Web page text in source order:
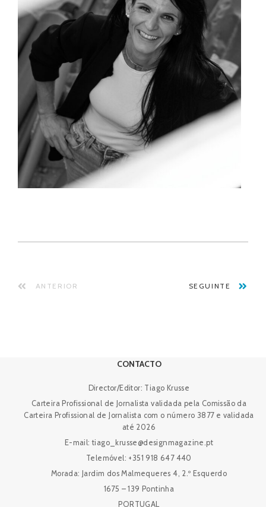
ANTERIOR SEGUINTE
CONTACTO
Director/Editor: Tiago Krusse
Carteira Profissional de Jornalista validada pela Comissão da
Carteira Profissional de Jornalista com o número 3877 e validada
até 2026
E-mail: tiago_krusse@designmagazine.pt
Telemóvel: +351 918 647 440
Morada: Jardim dos Malmequeres 4, 2.º Esquerdo
1675 – 139 Pontinha
PORTUGAL